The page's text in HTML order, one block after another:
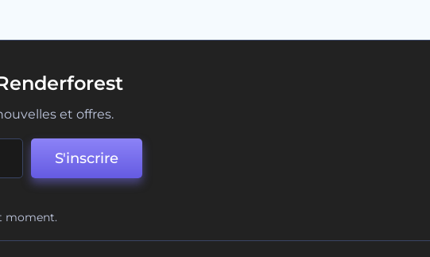
et offres.
S'inscrire
moment.